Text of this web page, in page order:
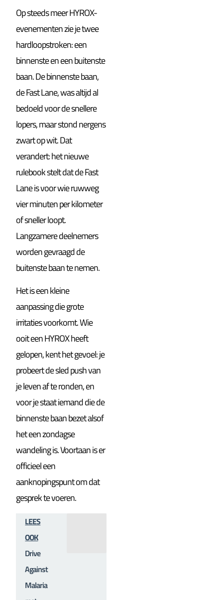
Op steeds meer HYROX-
evenementen zie je twee
hardloopstroken: een
binnenste en een buitenste
baan. De binnenste baan,
de Fast Lane, was altijd al
bedoeld voor de snellere
lopers, maar stond nergens
zwart op wit. Dat
verandert: het nieuwe
rulebook stelt dat de Fast
Lane is voor wie ruwweg
vier minuten per kilometer
of sneller loopt.
Langzamere deelnemers
worden gevraagd de
buitenste baan te nemen.
Het is een kleine
aanpassing die grote
irritaties voorkomt. Wie
ooit een HYROX heeft
gelopen, kent het gevoel: je
probeert de sled push van
je leven af te ronden, en
voor je staat iemand die de
binnenste baan bezet alsof
het een zondagse
wandeling is. Voortaan is er
officieel een
aanknopingspunt om dat
gesprek te voeren.
LEES
OOK
Drive
Against
Malaria